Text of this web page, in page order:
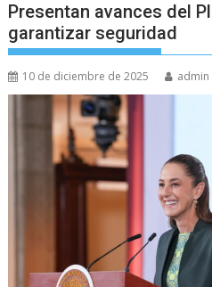
Presentan avances del
garantizar seguridad
10 de diciembre de 2025 admin